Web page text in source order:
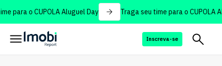
para o CUPOLA Aluguel Day Traga seu time para o CUPOLA
Inscreva-se